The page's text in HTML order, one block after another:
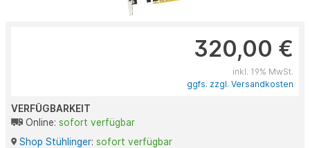
320,00 €
inkl. 19% MwSt.
ggfs. zzgl. Versandkosten
VERFÜGBARKEIT
Online: sofort verfügbar
Shop Stühlinger: sofort verfügbar